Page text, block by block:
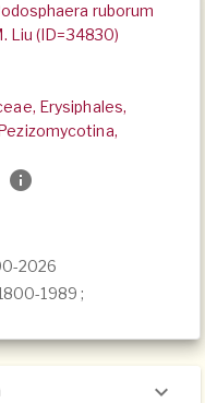
ruborum
Liu (ID=34830)
Erysiphales,
2026
1989 ;